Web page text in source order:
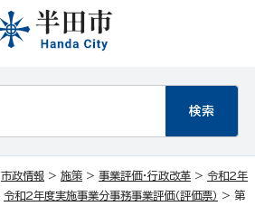
市政情報 > 施策 > 事業評価・行政改革 > 令和2年
令和2年度実施事業分事務事業評価（評価票） > 第